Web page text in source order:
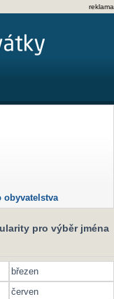
reklama
obyvatelstva
pro výběr jména
březen
červen